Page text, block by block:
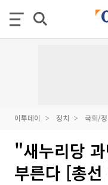
이투데이 정치 국회/
"새누리당
부른다 [총